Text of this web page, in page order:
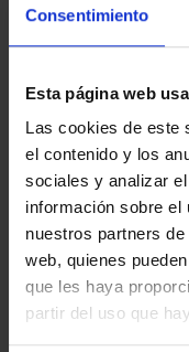
Consentimiento
Esta página web
Las cookies de este
el contenido y los
sociales y analizar
información sobre el
nuestros partners
web, quienes
que les haya
partir del uso que
SUSCRIPCIÓN
CAPITALES DE
PROVINCIA 1
949,00 €
Sólo para usuarios
registrados